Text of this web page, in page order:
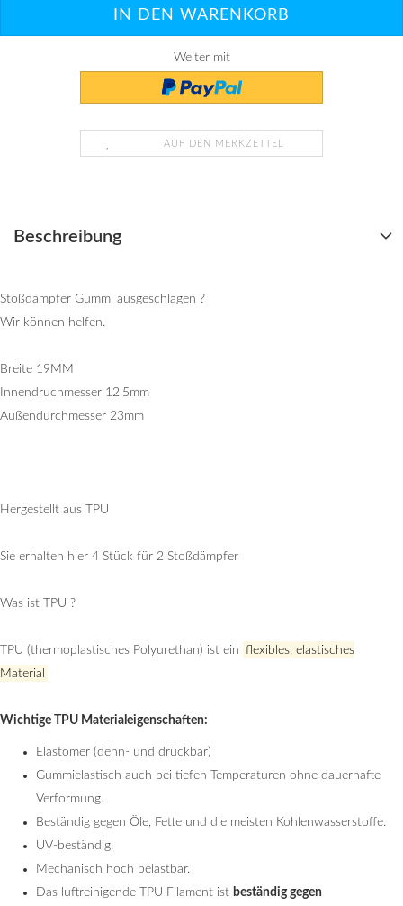
Weiter mit
AUF DEN MERKZETTEL
Beschreibung
Stoßdämpfer Gummi ausgeschlagen ?
Wir können helfen.
Breite 19MM
Innendruchmesser 12,5mm
Außendurchmesser 23mm
Hergestellt aus TPU
Sie erhalten hier 4 Stück für 2 Stoßdämpfer
Was ist TPU ?
TPU (thermoplastisches Polyurethan) ist ein flexibles, elastisches
Material
Wichtige TPU Materialeigenschaften:
Elastomer (dehn- und drückbar)
Gummielastisch auch bei tiefen Temperaturen ohne dauerhafte
Verformung.
Beständig gegen Öle, Fette und die meisten Kohlenwasserstoffe.
UV-beständig.
Mechanisch hoch belastbar.
Das luftreinigende TPU Filament ist beständig gegen